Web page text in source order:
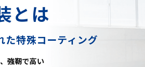
とは
た特殊コーティング
強靭で高い